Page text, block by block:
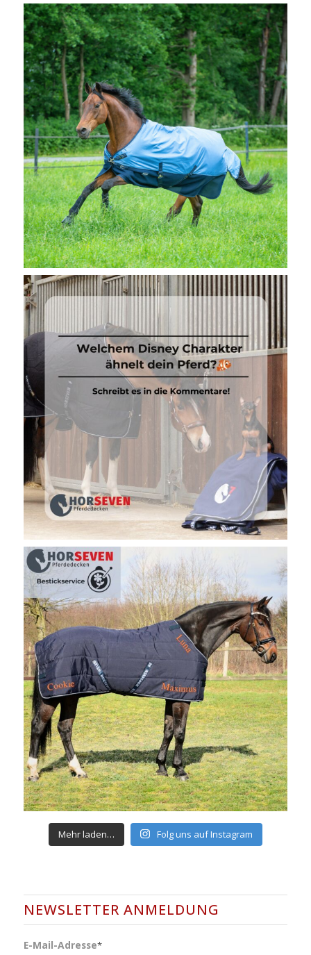
Mehr laden… Folg uns auf Instagram
NEWSLETTER ANMELDUNG
E-Mail-Adresse*